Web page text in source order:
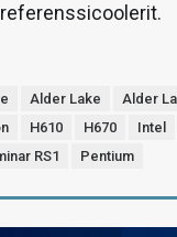
Alder Lake Alder
H610 H670 Intel
RS1 Pentium